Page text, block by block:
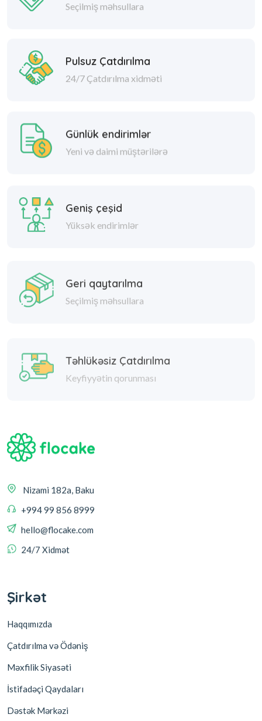
Seçilmiş məhsullara
Pulsuz Çatdırılma
24/7 Çatdırılma xidməti
Günlük endirimlər
Yeni və daimi müştərilərə
Geniş çeşid
Yüksək endirimlər
Seçilmiş məhsullara
Keyfiyyətin qorunması
Nizami 182a, Baku
+994 99 856 8999
hello@flocake.com
24/7 Xidmət
Şirkət
Haqqımızda
Çatdırılma və Ödəniş
Məxfilik Siyasəti
İstifadəçi Qaydaları
Dəstək Mərkəzi